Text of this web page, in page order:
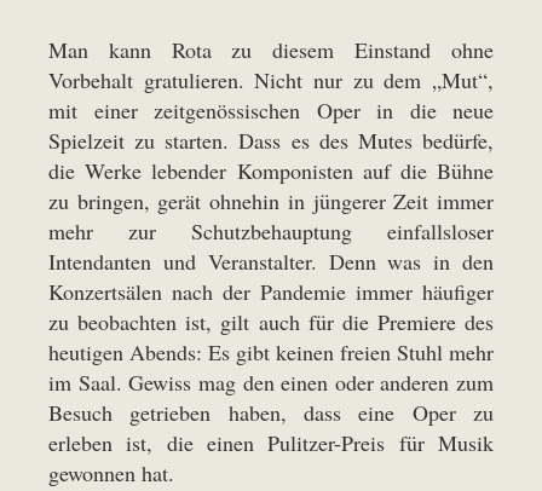
Man kann Rota zu diesem Einstand ohne
Vorbehalt gratulieren. Nicht nur zu dem „Mut“,
mit einer zeitgenössischen Oper in die neue
Spielzeit zu starten. Dass es des Mutes bedürfe,
die Werke lebender Komponisten auf die Bühne
zu bringen, gerät ohnehin in jüngerer Zeit immer
mehr zur Schutzbehauptung einfallsloser
Intendanten und Veranstalter. Denn was in den
Konzertsälen nach der Pandemie immer häufiger
zu beobachten ist, gilt auch für die Premiere des
heutigen Abends: Es gibt keinen freien Stuhl mehr
im Saal. Gewiss mag den einen oder anderen zum
Besuch getrieben haben, dass eine Oper zu
erleben ist, die einen Pulitzer-Preis für Musik
gewonnen hat.